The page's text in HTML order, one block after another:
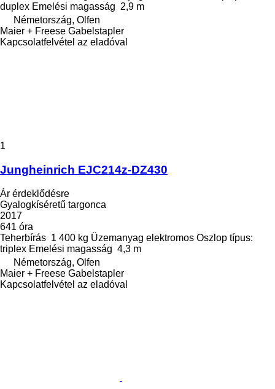
duplex Emelési magasság 2,9 m
Németország, Olfen
Maier + Freese Gabelstapler
Kapcsolatfelvétel az eladóval
1
Jungheinrich EJC214z-DZ430
Ár érdeklődésre
Gyalogkíséretű targonca
2017
641 óra
Teherbírás 1 400 kg Üzemanyag elektromos Oszlop típus:
triplex Emelési magasság 4,3 m
Németország, Olfen
Maier + Freese Gabelstapler
Kapcsolatfelvétel az eladóval